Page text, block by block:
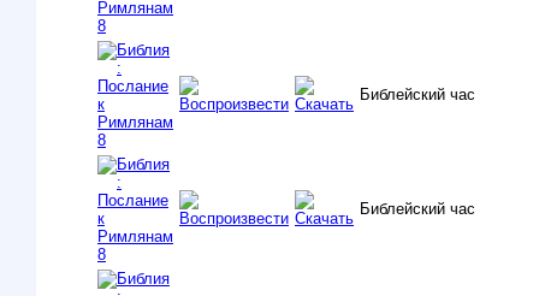
Библейский час
Библейский час